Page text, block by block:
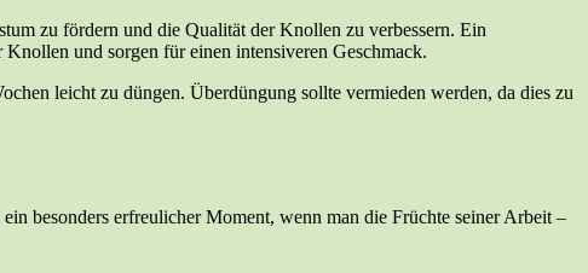
zu fördern und die Qualität der Knollen zu verbessern. Ein
und sorgen für einen intensiveren Geschmack.
leicht zu düngen. Überdüngung sollte vermieden werden, da dies zu
besonders erfreulicher Moment, wenn man die Früchte seiner Arbeit –